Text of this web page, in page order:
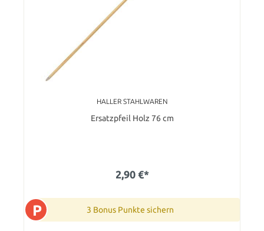
HALLER STAHLWAREN
Ersatzpfeil Holz 76 cm
2,90 €*
P 3 Bonus Punkte sichern